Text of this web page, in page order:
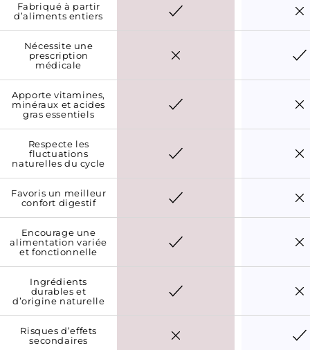
Fabriqué à partir
d’aliments entiers
Nécessite une
prescription
médicale
Apporte vitamines,
minéraux et acides
gras essentiels
Respecte les
fluctuations
naturelles du cycle
Favoris un meilleur
confort digestif
Encourage une
alimentation variée
et fonctionnelle
Ingrédients
durables et
d’origine naturelle
Risques d’effets
secondaires